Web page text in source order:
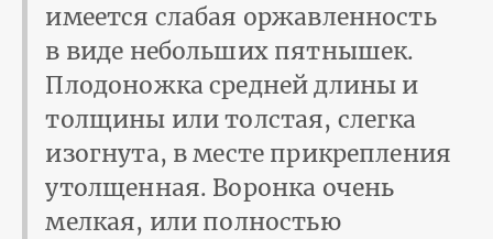
имеется слабая оржавленность
в виде небольших пятнышек.
Плодоножка средней длины и
толщины или толстая, слегка
изогнута, в месте прикрепления
утолщенная. Воронка очень
мелкая, или полностью